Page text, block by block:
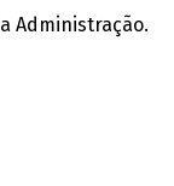
Administração.